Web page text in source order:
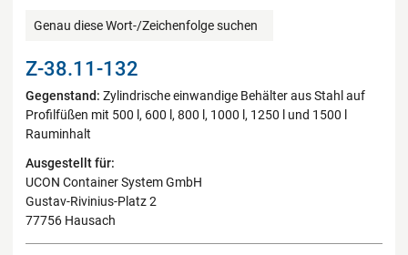
Genau diese Wort-/Zeichenfolge suchen
Z-38.11-132
Gegenstand: Zylindrische einwandige Behälter aus Stahl auf
Profilfüßen mit 500 l, 600 l, 800 l, 1000 l, 1250 l und 1500 l
Rauminhalt
Ausgestellt für:
UCON Container System GmbH
Gustav-Rivinius-Platz 2
77756 Hausach